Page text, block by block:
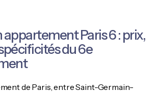
Paris 6 : prix,
du 6e
de Paris, entre Saint-Germain-